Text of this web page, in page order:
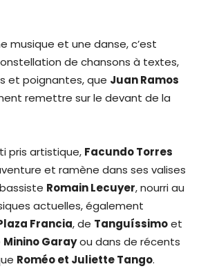
musique et une danse, c’est
de chansons à textes,
et poignantes, que Juan Ramos
remettre sur le devant de la
pris artistique, Facundo Torres
et ramène dans ses valises
Romain Lecuyer, nourri au
actuelles, également
Francia, de Tanguíssimoet
Minino Garayou dans de récents
Roméo et Juliette Tango.